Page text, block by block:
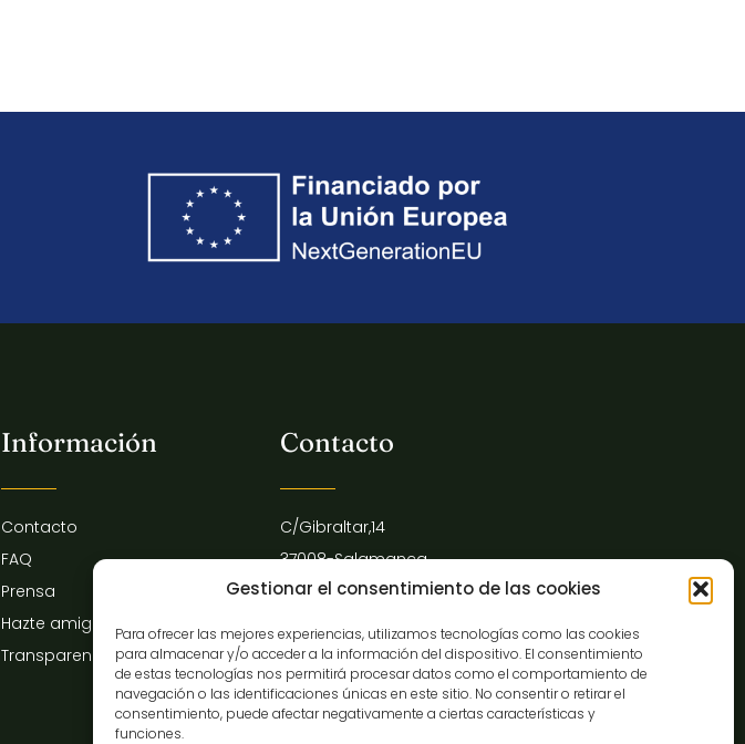
Gestionar el consentimiento de las cookies
Para ofrecer las mejores experiencias, utilizamos tecnologías como las cookies
para almacenar y/o acceder a la información del dispositivo. El consentimiento
de estas tecnologías nos permitirá procesar datos como el comportamiento de
navegación o las identificaciones únicas en este sitio. No consentir o retirar el
consentimiento, puede afectar negativamente a ciertas características y
funciones.
Información
Contacto
FAQ
Prensa
Hazte amigo del museo
Transparencia
Contacto
C/Gibraltar,14
37008-Salamanca
923 12 14 25
comunicacion@museocasalis.org